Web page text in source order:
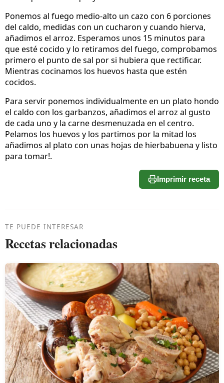
Ponemos al fuego medio-alto un cazo con 6 porciones
del caldo, medidas con un cucharon y cuando hierva,
añadimos el arroz. Esperamos unos 15 minutos para
que esté cocido y lo retiramos del fuego, comprobamos
primero el punto de sal por si hubiera que rectificar.
Mientras cocinamos los huevos hasta que estén
cocidos.
Para servir ponemos individualmente en un plato hondo
el caldo con los garbanzos, añadimos el arroz al gusto
de cada uno y la carne desmenuzada en el centro.
Pelamos los huevos y los partimos por la mitad los
añadimos al plato con unas hojas de hierbabuena y listo
para tomar!.
Imprimir receta
TE PUEDE INTERESAR
Recetas relacionadas